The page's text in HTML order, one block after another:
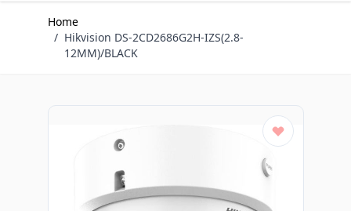
Home
/ Hikvision DS-2CD2686G2H-IZS(2.8-
12MM)/BLACK